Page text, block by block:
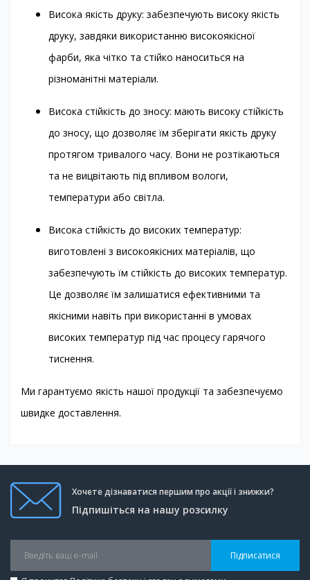
Висока якість друку: забезпечують високу якість
друку, завдяки використанню високоякісної
фарби, яка чітко та стійко наноситься на
різноманітні матеріали.
Висока стійкість до зносу: мають високу стійкість
до зносу, що дозволяє їм зберігати якість друку
протягом тривалого часу. Вони не розтікаються
та не вицвітають під впливом вологи,
температури або світла.
Висока стійкість до високих температур:
виготовлені з високоякісних матеріалів, що
забезпечують їм стійкість до високих температур.
Це дозволяє їм залишатися ефективними та
якісними навіть при використанні в умовах
високих температур під час процесу гарячого
тиснення.
Ми гарантуємо якість нашої продукції та забезпечуємо
швидке доставлення.
Хочете дізнаватися першим про акції і знижки?
Підпишіться на нашу розсилку
Підписатися